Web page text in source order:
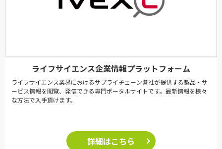
ライフサイエンス企業情報プラットフォーム
ライフサイエンス業界におけるサプライチェーン各社が提供する製品・サ
ービス情報を閲覧、発信できる専門ポータルサイトです。最新情報を様々
な方法で入手頂けます。
詳細はこちら